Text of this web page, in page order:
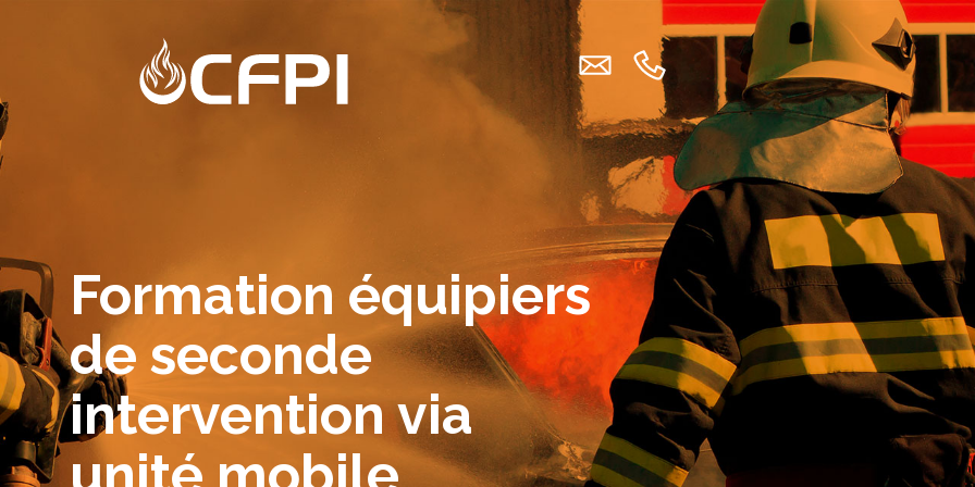
Formation équipiers
de seconde
intervention via
unité mobile